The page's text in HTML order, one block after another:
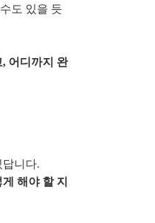
도 있을 듯
어디까지 완
니다.
해야 할 지